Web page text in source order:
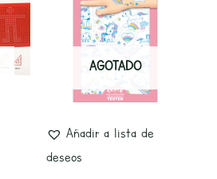
AGOTADO
Añadir a lista de
deseos